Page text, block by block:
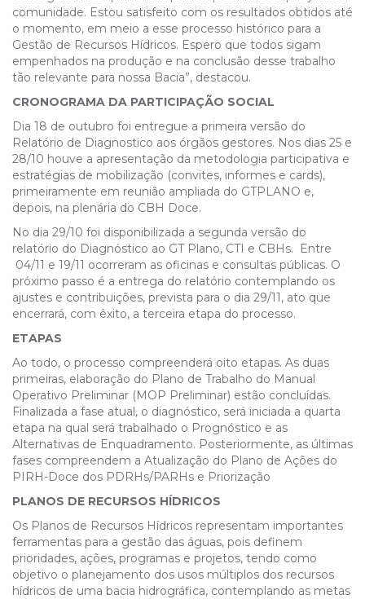
comunidade. Estou satisfeito com os resultados obtidos até
o momento, em meio a esse processo histórico para a
Gestão de Recursos Hídricos. Espero que todos sigam
empenhados na produção e na conclusão desse trabalho
tão relevante para nossa Bacia”, destacou.
CRONOGRAMA DA PARTICIPAÇÃO SOCIAL
Dia 18 de outubro foi entregue a primeira versão do
Relatório de Diagnostico aos órgãos gestores. Nos dias 25 e
28/10 houve a apresentação da metodologia participativa e
estratégias de mobilização (convites, informes e cards),
primeiramente em reunião ampliada do GTPLANO e,
depois, na plenária do CBH Doce.
No dia 29/10 foi disponibilizada a segunda versão do
relatório do Diagnóstico ao GT Plano, CTI e CBHs. Entre
04/11 e 19/11 ocorreram as oficinas e consultas públicas. O
próximo passo é a entrega do relatório contemplando os
ajustes e contribuições, prevista para o dia 29/11, ato que
encerrará, com êxito, a terceira etapa do processo.
ETAPAS
Ao todo, o processo compreenderá oito etapas. As duas
primeiras, elaboração do Plano de Trabalho do Manual
Operativo Preliminar (MOP Preliminar) estão concluídas.
Finalizada a fase atual, o diagnóstico, será iniciada a quarta
etapa na qual será trabalhado o Prognóstico e as
Alternativas de Enquadramento. Posteriormente, as últimas
fases compreendem a Atualização do Plano de Ações do
PIRH-Doce dos PDRHs/PARHs e Priorização
PLANOS DE RECURSOS HÍDRICOS
Os Planos de Recursos Hídricos representam importantes
ferramentas para a gestão das águas, pois definem
prioridades, ações, programas e projetos, tendo como
objetivo o planejamento dos usos múltiplos dos recursos
hídricos de uma bacia hidrográfica, contemplando as metas